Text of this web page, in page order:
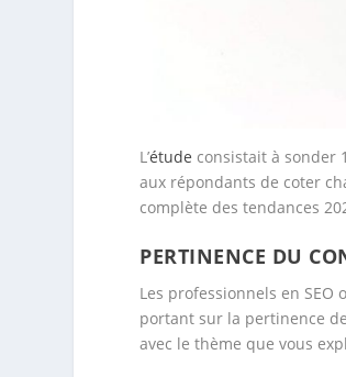
L’étude consistait à sonder
aux répondants de coter
complète des tendances
PERTINENCE DU
Les professionnels en
portant sur la pertinence
avec le thème que vous